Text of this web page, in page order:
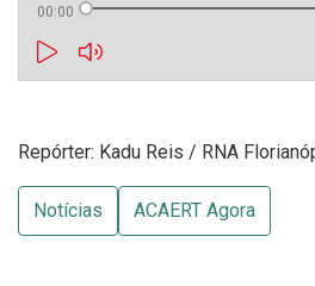
00:00
Repórter: Kadu Reis / RNA
Notícias ACAERT Agora